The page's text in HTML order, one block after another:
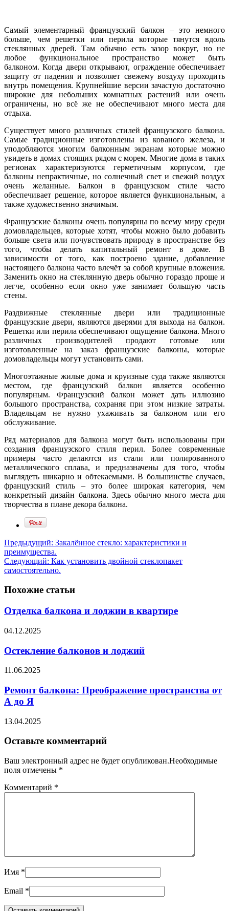
Самый элементарный французский балкон – это немного
больше, чем решетки или перила которые тянутся вдоль
стеклянных дверей. Там обычно есть зазор вокруг, но не
любое функциональное пространство может быть
балконом. Когда двери открывают, ограждение обеспечивает
защиту от падения и позволяет свежему воздуху проходить
внутрь помещения. Крупнейшие версии зачастую достаточно
широкие для небольших комнатных растений или очень
ограничены, но всё же не обеспечивают много места для
отдыха.
Существует много различных стилей французского балкона.
Самые традиционные изготовлены из кованого железа, и
уподобляются многим балконным экранам которые можно
увидеть в домах стоящих рядом с морем. Многие дома в таких
регионах характеризуются герметичным корпусом, где
балконы непрактичные, но солнечный свет и свежий воздух
очень желанные. Балкон в французском стиле часто
обеспечивает решение, которое является функциональным, а
также художественно значимым.
Французские балконы очень популярны по всему миру среди
домовладельцев, которые хотят, чтобы можно было добавить
больше света или почувствовать природу в пространстве без
того, чтобы делать капитальный ремонт в доме. В
зависимости от того, как построено здание, добавление
настоящего балкона часто влечёт за собой крупные вложения.
Заменить окно на стеклянную дверь обычно гораздо проще и
легче, особенно если окно уже занимает большую часть
стены.
Раздвижные стеклянные двери или традиционные
французские двери, являются дверями для выхода на балкон.
Решетки или перила обеспечивают ощущение балкона. Много
различных производителей продают готовые или
изготовленные на заказ французские балконы, которые
домовладельцы могут установить сами.
Многоэтажные жилые дома и круизные суда также являются
местом, где французский балкон является особенно
популярным. Французский балкон может дать иллюзию
большого пространства, сохраняя при этом низкие затраты.
Владельцам не нужно ухаживать за балконом или его
обслуживание.
Ряд материалов для балкона могут быть использованы при
создания французского стиля перил. Более современные
примеры часто делаются из стали или полированного
металлического сплава, и предназначены для того, чтобы
выглядеть шикарно и обтекаемыми. В большинстве случаев,
французский стиль – это более широкая категория, чем
конкретный дизайн балкона. Здесь обычно много места для
творчества в плане декора балкона.
Предыдущий: Закалённое стекло: характеристики и
преимущества.
Следующий: Как установить двойной стеклопакет
самостоятельно.
Похожие статьи
Отделка балкона и лоджии в квартире
04.12.2025
Остекление балконов и лоджий
11.06.2025
Ремонт балкона: Преображение пространства от
А до Я
13.04.2025
Оставьте комментарий
Ваш электронный адрес не будет опубликован.Необходимые
поля отмечены *
Комментарий *
Имя *
Email *